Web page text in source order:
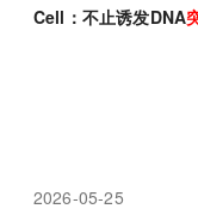
Cell：不止诱发DNA
2026-05-25